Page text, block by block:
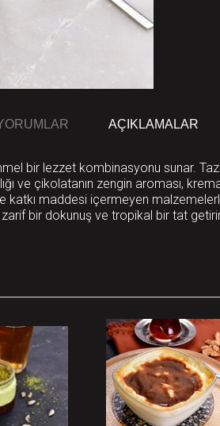
AÇIKLAMALAR
bir lezzet kombinasyonu sunar.
ve çikolatanın zengin aroması,
katkı maddesi içermeyen
bir dokunuş ve tropikal bir tat